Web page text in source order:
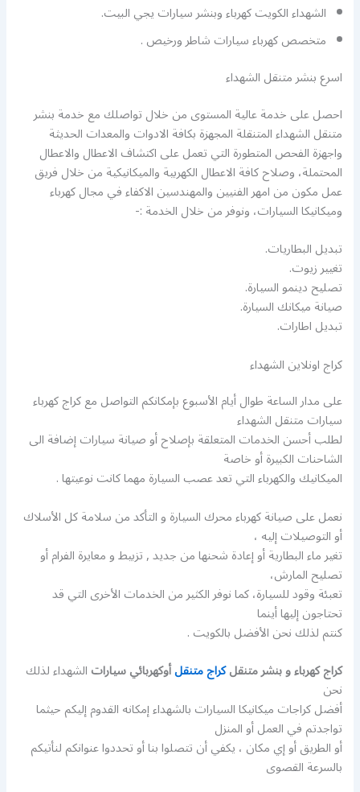
الشهداء الكويت كهرباء وبنشر سيارات يجي البيت.
متخصص كهرباء سيارات شاطر ورخيص .
اسرع بنشر متنقل الشهداء
احصل على خدمة عالية المستوى من خلال تواصلك مع خدمة بنشر
متنقل الشهداء المتنقلة المجهزة بكافة الادوات والمعدات الحديثة
واجهزة الفحص المتطورة التي تعمل على اكتشاف الاعطال والاعطال
المحتملة، وصلاح كافة الاعطال الكهربية والميكانيكية من خلال فريق
عمل مكون من امهر الفنيين والمهندسين الاكفاء في مجال كهرباء
وميكانيكا السيارات، ونوفر من خلال الخدمة :-
تبديل البطاريات.
تغيير زيوت.
تصليح دينمو السيارة.
صيانة ميكانك السيارة.
تبديل اطارات.
كراج اونلاين الشهداء
على مدار الساعة طوال أيام الأسبوع بإمكانكم التواصل مع كراج كهرباء
سيارات متنقل الشهداء
لطلب أحسن الخدمات المتعلقة بإصلاح أو صيانة سيارات إضافة الى
الشاحنات الكبيرة أو خاصة
الميكانيك والكهرباء التي تعد عصب السيارة مهما كانت نوعيتها .
نعمل على صيانة كهرباء محرك السيارة و التأكد من سلامة كل الأسلاك
أو التوصيلات إليه ،
تغير ماء البطارية أو إعادة شحنها من جديد , تزبيط و معايرة الفرام أو
تصليح المارش،
تعبئة وقود للسيارة، كما نوفر الكثير من الخدمات الأخرى التي قد
تحتاجون إليها أينما
كنتم لذلك نحن الأفضل بالكويت .
كراج كهرباء و بنشر متنقلكراج متنقلأوكهربائي سياراتالشهداء لذلك
نحن
أفضل كراجات ميكانيكا السيارات بالشهداء إمكانه القدوم إليكم حيثما
تواجدتم في العمل أو المنزل
أو الطريق أو إي مكان ، يكفي أن تتصلوا بنا أو تحددوا عنوانكم لنأتيكم
بالسرعة القصوى